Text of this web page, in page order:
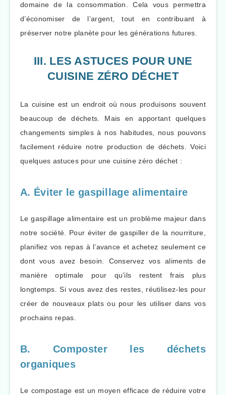
domaine de la consommation. Cela vous permettra
d’économiser de l’argent, tout en contribuant à
préserver notre planète pour les générations futures.
III. LES ASTUCES POUR UNE
CUISINE ZÉRO DÉCHET
La cuisine est un endroit où nous produisons souvent
beaucoup de déchets. Mais en apportant quelques
changements simples à nos habitudes, nous pouvons
facilement réduire notre production de déchets. Voici
quelques astuces pour une cuisine zéro déchet :
A. Éviter le gaspillage alimentaire
Le gaspillage alimentaire est un problème majeur dans
notre société. Pour éviter de gaspiller de la nourriture,
planifiez vos repas à l’avance et achetez seulement ce
dont vous avez besoin. Conservez vos aliments de
manière optimale pour qu’ils restent frais plus
longtemps. Si vous avez des restes, réutilisez-les pour
créer de nouveaux plats ou pour les utiliser dans vos
prochains repas.
B. Composter les déchets
organiques
Le compostage est un moyen efficace de réduire votre